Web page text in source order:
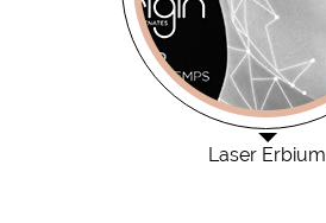
Laser Erbium